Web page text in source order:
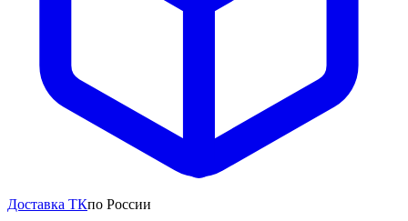
Доставка ТКпо России